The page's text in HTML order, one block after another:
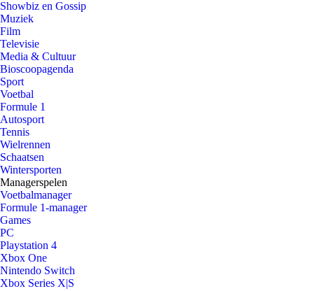
Showbiz en Gossip
Muziek
Film
Televisie
Media & Cultuur
Bioscoopagenda
Sport
Voetbal
Formule 1
Autosport
Tennis
Wielrennen
Schaatsen
Wintersporten
Managerspelen
Voetbalmanager
Formule 1-manager
Games
PC
Playstation 4
Xbox One
Nintendo Switch
Xbox Series X|S